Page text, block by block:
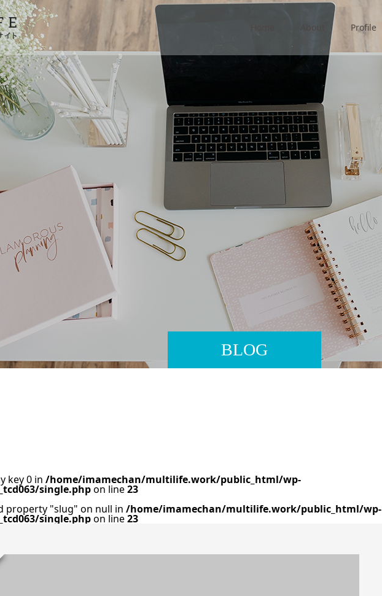
About Profile
BLOG
key 0 in /home/imamechan/multilife.work/public_html/wp-
single.phpon line23
property "slug" on null in /home/imamechan/multilife.work/public_html/wp-
single.phpon line23